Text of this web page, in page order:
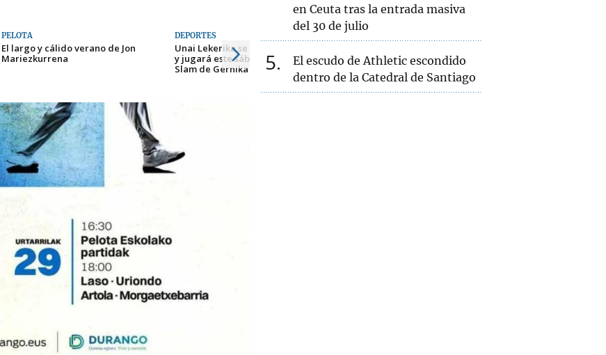
PELOTA
El largo y cálido verano de Jon
Mariezkurrena
DEPORTES
Unai Lekerika se recupera a tiempo
y jugará este sábado en el Grand
Slam de Gernika
salvan los muebles
en Ceuta tras la entrada masiva
del 30 de julio
5
El escudo de Athletic escondido
dentro de la Catedral de Santiago